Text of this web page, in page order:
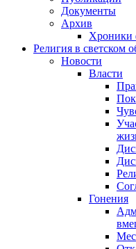
Документы
Архив
Хроники
Религия в светском
Новости
Власти
Гонения